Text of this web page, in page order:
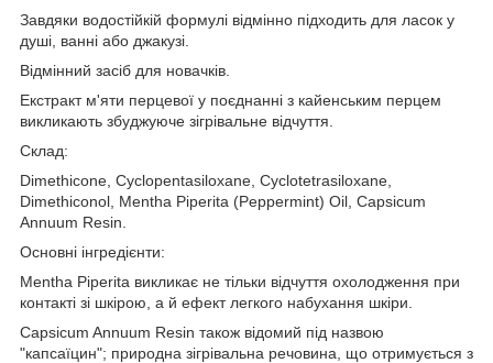
Завдяки водостійкій формулі відмінно підходить для ласок у
душі, ванні або джакузі.
Відмінний засіб для новачків.
Екстракт м'яти перцевої у поєднанні з кайенським перцем
викликають збуджуюче зігрівальне відчуття.
Склад:
Dimethicone, Cyclopentasiloxane, Cyclotetrasiloxane,
Dimethiconol, Mentha Piperita (Peppermint) Oil, Capsicum
Annuum Resin.
Основні інгредієнти:
Mentha Piperita викликає не тільки відчуття охолодження при
контакті зі шкірою, а й ефект легкого набухання шкіри.
Capsicum Annuum Resin також відомий під назвою
"капсаїцин"; природна зігрівальна речовина, що отримується з